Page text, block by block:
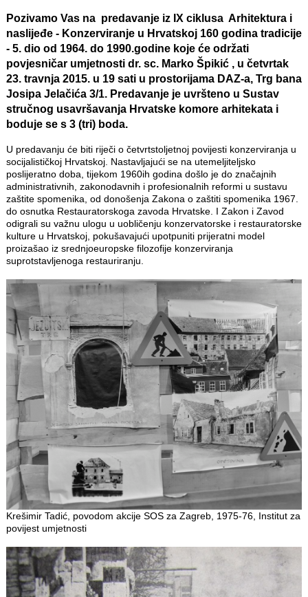
Pozivamo Vas na predavanje iz IX ciklusa Arhitektura i
naslijeđe - Konzerviranje u Hrvatskoj 160 godina tradicije
- 5. dio od 1964. do 1990.godine koje će održati
povjesničar umjetnosti dr. sc. Marko Špikić, u četvrtak
23. travnja 2015. u 19 sati u prostorijama DAZ-a, Trg bana
Josipa Jelačića 3/1. Predavanje je uvršteno u Sustav
stručnog usavršavanja Hrvatske komore arhitekata i
boduje se s 3 (tri) boda.
U predavanju će biti riječi o četvrtstoljetnoj povijesti konzerviranja u
socijalističkoj Hrvatskoj. Nastavljajući se na utemeljiteljsko
poslijeratno doba, tijekom 1960ih godina došlo je do značajnih
administrativnih, zakonodavnih i profesionalnih reformi u sustavu
zaštite spomenika, od donošenja Zakona o zaštiti spomenika 1967.
do osnutka Restauratorskoga zavoda Hrvatske. I Zakon i Zavod
odigrali su važnu ulogu u uobličenju konzervatorske i restauratorske
kulture u Hrvatskoj, pokušavajući upotpuniti prijeratni model
proizašao iz srednjoeuropske filozofije konzerviranja
suprotstavljenoga restauriranju.
Krešimir Tadić, povodom akcije SOS za Zagreb, 1975-76, Institut za
povijest umjetnosti